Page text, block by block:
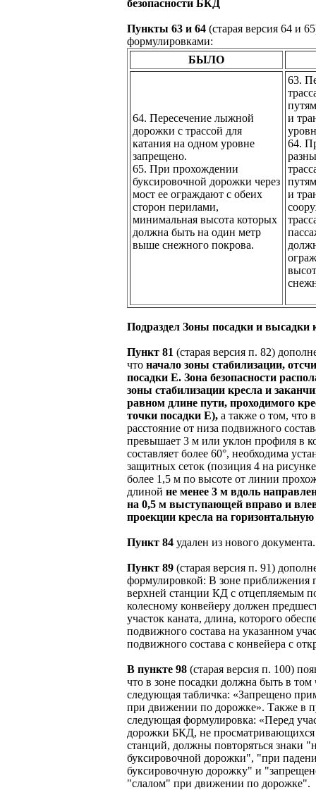
безопасности БКД
Пункты 63 и 64 (старая версия 64 и
формулировками:
БЫЛО
64. Пересечение лыжной
дорожки с трассой для
катания на одном уровне
запрещено.
65. При прохождении
буксировочной дорожки через
мост ее ограждают с обеих
сторон перилами,
минимальная высота которых
должна быть на один метр
выше снежного покрова.
63.
и
64.
и
Подраздел Зоны посадки и высадки
Пункт 81 (старая версия п. 82)
что начало зоны стабилизации,
посадки E. Зона безопасности
зоны стабилизации кресла и
равном длине пути, проходимого
точки посадки E), а также о том, что
расстояние от низа подвижного
превышает 3 м или уклон профиля в
составляет более 60°, необходима
защитных сеток (позиция 4 на
более 1,5 м по высоте от линии
длиной не менее 3 м вдоль
на 0,5 м выступающей вправо и
проекции кресла на горизонтальную
Пункт 84 удален из нового документа.
Пункт 89 (старая версия п. 91)
формулировкой: В зоне приближения
верхней станции КД с отцепляемым
колесному конвейеру должен
участок каната, длина, которого
подвижного состава на указанном
подвижного состава с конвейера с
В пункте 98 (старая версия п. 100)
что в зоне посадки должна быть в том
следующая табличка: «Запрещено
при движении по дорожке». Также в
следующая формулировка: «Перед
дорожки БКД, не просматривающихся
станций, должны повторяться знаки
буксировочной дорожки", "при
буксировочную дорожку" и
"слалом" при движении по дорожке".